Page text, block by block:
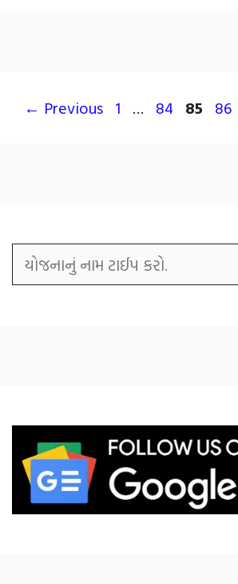
← Previous 1 … 84 85 86